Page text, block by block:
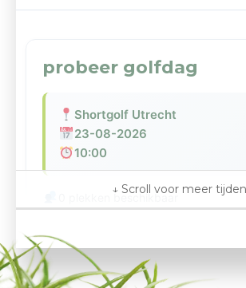
probeer golfdag
Shortgolf Utrecht
23-08-2026
10:00
0 plekken beschikbaar
Golfschool
Ed Vander - SGU
Probeer Golfdag